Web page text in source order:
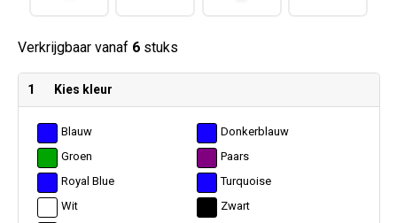
Verkrijgbaar vanaf 6stuks
1 Kies kleur
Blauw
Donkerblauw
Groen
Paars
Royal Blue
Turquoise
Wit
Zwart